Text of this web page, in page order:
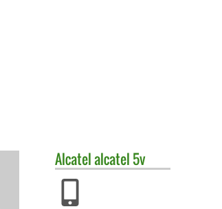
Alcatelalcatel 5v